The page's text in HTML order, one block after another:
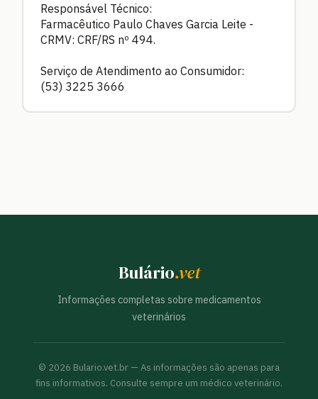
Responsável Técnico:
Farmacêutico Paulo Chaves Garcia Leite -
CRMV: CRF/RS nº 494.
Serviço de Atendimento ao Consumidor:
(53) 3225 3666
Bulário.vet
Informações completas sobre medicamentos
veterinários
© 2026 Bulario.vet.br — As informações são apenas para
fins informativos. Consulte sempre um médico veterinário.